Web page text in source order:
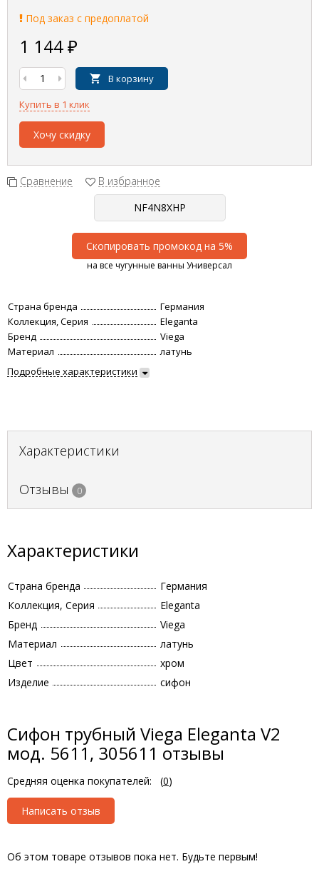
Под заказ с предоплатой
1 144₽
В корзину
Купить в 1 клик
Хочу скидку
Сравнение В избранное
Скопировать промокод на 5%
на все чугунные ванны Универсал
Страна бренда
Германия
Коллекция, Серия
Eleganta
Бренд
Viega
Материал
латунь
Подробные характеристики
Характеристики
Отзывы 0
Характеристики
Страна бренда
Германия
Коллекция, Серия
Eleganta
Бренд
Viega
Материал
латунь
Цвет
хром
Изделие
сифон
Сифон трубный Viega Eleganta V2
мод. 5611, 305611 отзывы
Средняя оценка покупателей: (0)
Написать отзыв
Об этом товаре отзывов пока нет. Будьте первым!